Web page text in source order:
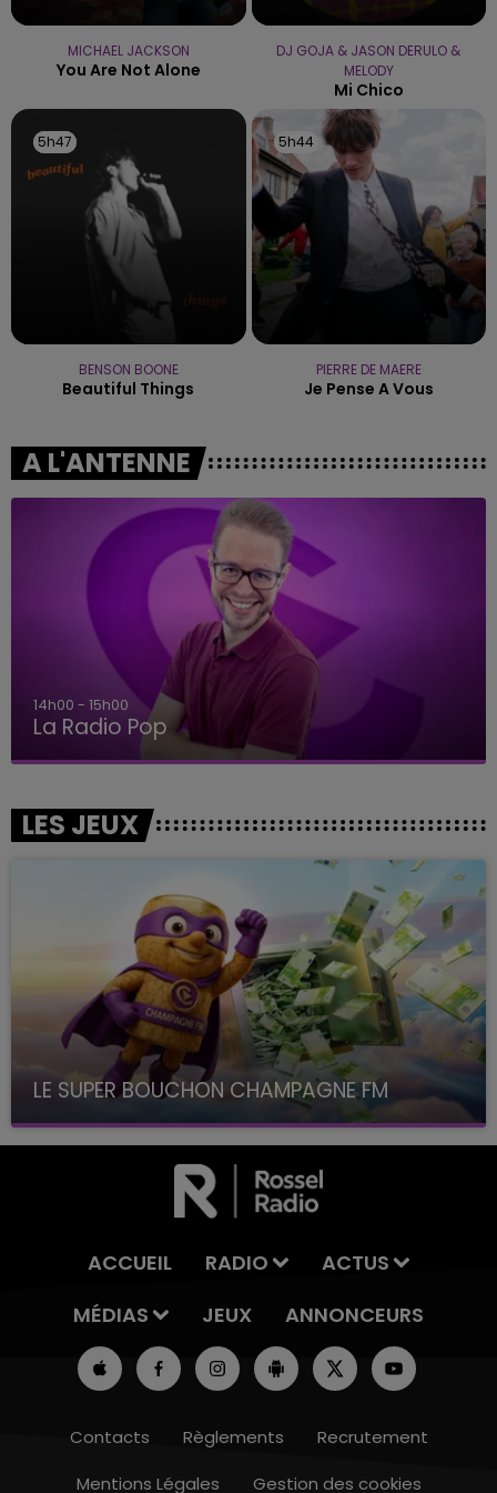
MICHAEL JACKSON
You Are Not Alone
DJ GOJA & JASON DERULO &
MELODY
Mi Chico
5h47
5h47
BENSON BOONE
Beautiful Things
5h44
5h44
PIERRE DE MAERE
Je Pense A Vous
A L'ANTENNE
14h00 - 15h00
La Radio Pop
LES JEUX
LE SUPER BOUCHON CHAMPAGNE FM
avec La Famille Champagne FM, à 8H10
ACCUEIL RADIO
ACTUS
MÉDIAS
JEUX ANNONCEURS
Contacts Règlements
Recrutement
Mentions Légales
Gestion des cookies